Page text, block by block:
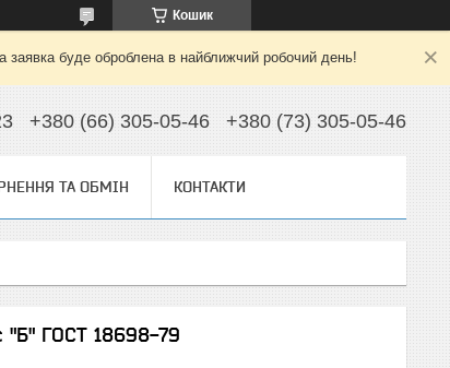
Кошик
заявка буде оброблена в найближчий робочий день!
+380 (66) 305-05-46 +380 (73) 305-05-46
ТА ОБМІН КОНТАКТИ
"Б" ГОСТ 18698-79